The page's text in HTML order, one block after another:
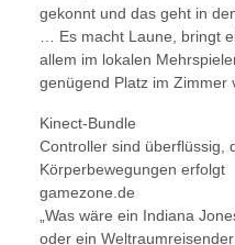
gekonnt und das geht in
… Es macht Laune, bringt
allem im lokalen
genügend Platz im Zimmer
Kinect-Bundle
Controller sind überflüssig,
Körperbewegungen erfolgt
gamezone.de
„Was wäre ein Indiana
oder ein